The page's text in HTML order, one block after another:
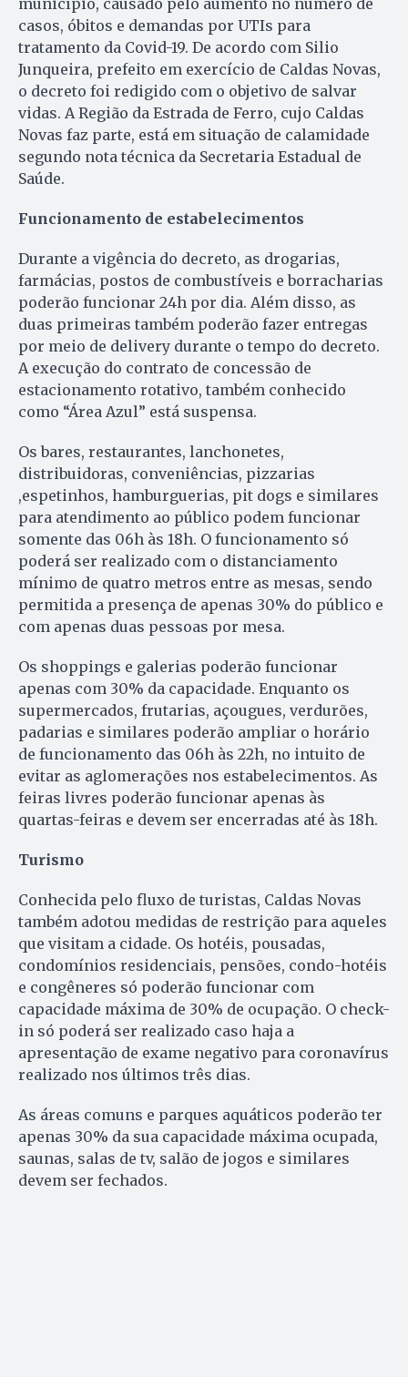
município, causado pelo aumento no número de
casos, óbitos e demandas por UTIs para
tratamento da Covid-19. De acordo com Silio
Junqueira, prefeito em exercício de Caldas Novas,
o decreto foi redigido com o objetivo de salvar
vidas. A Região da Estrada de Ferro, cujo Caldas
Novas faz parte, está em situação de calamidade
segundo nota técnica da Secretaria Estadual de
Saúde.
Funcionamento de estabelecimentos
Durante a vigência do decreto, as drogarias,
farmácias, postos de combustíveis e borracharias
poderão funcionar 24h por dia. Além disso, as
duas primeiras também poderão fazer entregas
por meio de delivery durante o tempo do decreto.
A execução do contrato de concessão de
estacionamento rotativo, também conhecido
como “Área Azul” está suspensa.
Os bares, restaurantes, lanchonetes,
distribuidoras, conveniências, pizzarias
,espetinhos, hamburguerias, pit dogs e similares
para atendimento ao público podem funcionar
somente das 06h às 18h. O funcionamento só
poderá ser realizado com o distanciamento
mínimo de quatro metros entre as mesas, sendo
permitida a presença de apenas 30% do público e
com apenas duas pessoas por mesa.
Os shoppings e galerias poderão funcionar
apenas com 30% da capacidade. Enquanto os
supermercados, frutarias, açougues, verdurões,
padarias e similares poderão ampliar o horário
de funcionamento das 06h às 22h, no intuito de
evitar as aglomerações nos estabelecimentos. As
feiras livres poderão funcionar apenas às
quartas-feiras e devem ser encerradas até às 18h.
Turismo
Conhecida pelo fluxo de turistas, Caldas Novas
também adotou medidas de restrição para aqueles
que visitam a cidade. Os hotéis, pousadas,
condomínios residenciais, pensões, condo-hotéis
e congêneres só poderão funcionar com
capacidade máxima de 30% de ocupação. O check-
in só poderá ser realizado caso haja a
apresentação de exame negativo para coronavírus
realizado nos últimos três dias.
As áreas comuns e parques aquáticos poderão ter
apenas 30% da sua capacidade máxima ocupada,
saunas, salas de tv, salão de jogos e similares
devem ser fechados.